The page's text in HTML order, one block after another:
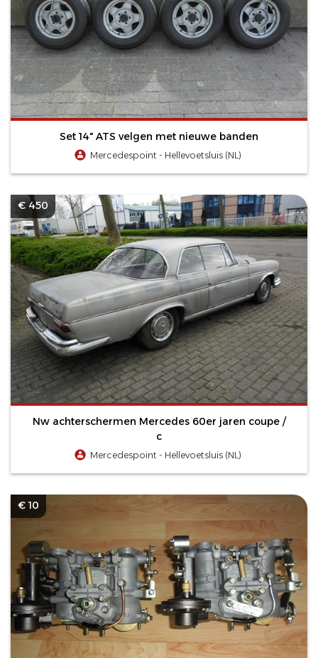
Set 14" ATS velgen met nieuwe banden
Mercedespoint - Hellevoetsluis (NL)
€ 450
Nw achterschermen Mercedes 60er jaren coupe /
c
Mercedespoint - Hellevoetsluis (NL)
€ 10